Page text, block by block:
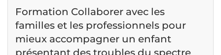
Formation Collaborer avec les
familles et les professionnels pour
mieux accompagner un enfant
présentant des troubles du spectre